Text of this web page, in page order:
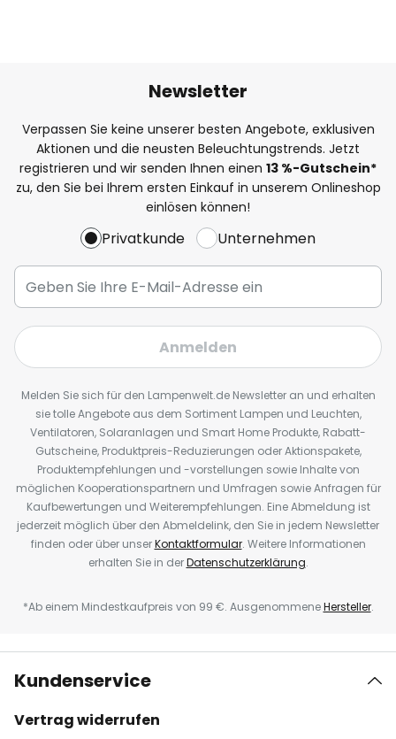
Newsletter
Verpassen Sie keine unserer besten Angebote, exklusiven
Aktionen und die neusten Beleuchtungstrends. Jetzt
registrieren und wir senden Ihnen einen 13 %-Gutschein*
zu, den Sie bei Ihrem ersten Einkauf in unserem Onlineshop
einlösen können!
Privatkunde Unternehmen
Anmelden
Melden Sie sich für den Lampenwelt.de Newsletter an und erhalten
sie tolle Angebote aus dem Sortiment Lampen und Leuchten,
Ventilatoren, Solaranlagen und Smart Home Produkte, Rabatt-
Gutscheine, Produktpreis-Reduzierungen oder Aktionspakete,
Produktempfehlungen und -vorstellungen sowie Inhalte von
möglichen Kooperationspartnern und Umfragen sowie Anfragen für
Kaufbewertungen und Weiterempfehlungen. Eine Abmeldung ist
jederzeit möglich über den Abmeldelink, den Sie in jedem Newsletter
finden oder über unserKontaktformular. Weitere Informationen
erhalten Sie in derDatenschutzerklärung.
*Ab einem Mindestkaufpreis von 99 €. AusgenommeneHersteller.
Kundenservice
Vertrag widerrufen